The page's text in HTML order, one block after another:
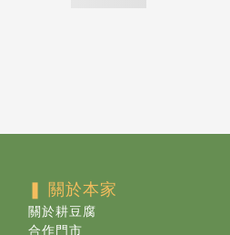
❚ 關於本家
關於耕豆腐
合作門市